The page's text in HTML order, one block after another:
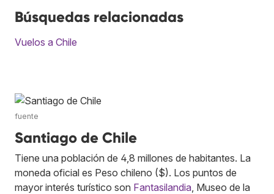
Búsquedas relacionadas
Vuelos a Chile
fuente
Santiago de Chile
Tiene una población de 4,8 millones de habitantes. La
moneda oficial es Peso chileno ($). Los puntos de
mayor interés turístico son Fantasilandia , Museo de la